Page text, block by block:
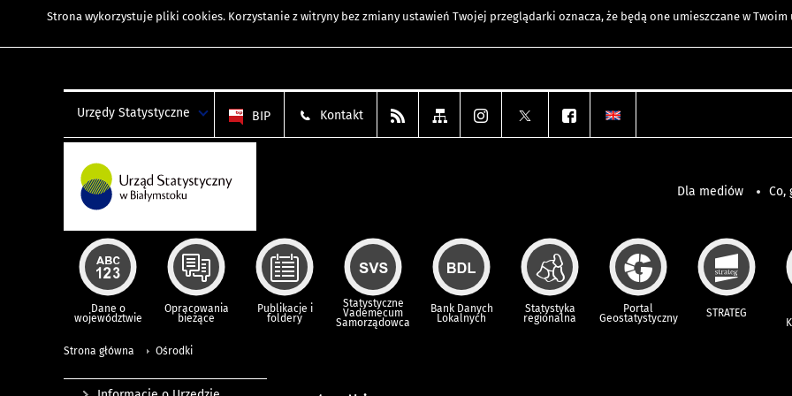
Strona wykorzystuje pliki cookies. Korzystanie z witryny bez zmiany ustawień Twojej przeglądarki oznacza, że będą one umieszczane w
Urzędy Statystyczne BIP Kontakt
Dla mediów Co,
Dane o
województwie
Opracowania
bieżące
Publikacje i
foldery
Statystyczne
Vademecum
Samorządowca
Bank Danych
Lokalnych
Statystyka
regionalna
Portal
Geostatystyczny STRATEG
Strona główna Ośrodki